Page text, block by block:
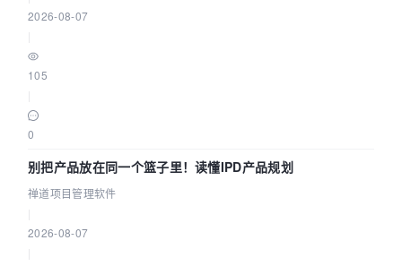
2026-08-07
105
0
别把产品放在同一个篮子里！读懂IPD产品规划
禅道项目管理软件
2026-08-07